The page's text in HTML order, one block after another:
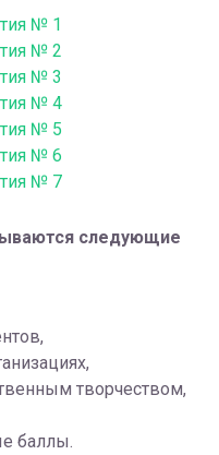
№ 1
№ 2
№ 3
№ 4
№ 5
№ 6
№ 7
следующие
творчеством,
баллы.